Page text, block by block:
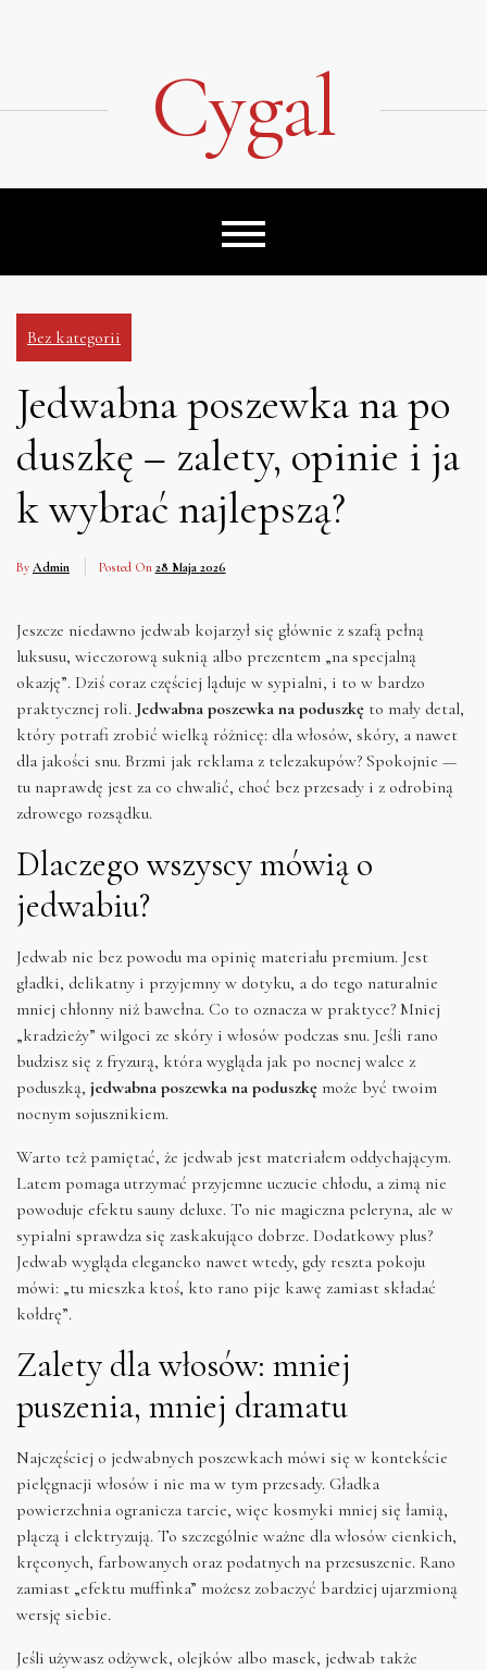
Cygal
Bez kategorii
Jedwabna poszewka na po
duszkę – zalety, opinie i ja
k wybrać najlepszą?
By Admin Posted On 28 Maja 2026
Jeszcze niedawno jedwab kojarzył się głównie z szafą pełną
luksusu, wieczorową suknią albo prezentem „na specjalną
okazję”. Dziś coraz częściej ląduje w sypialni, i to w bardzo
praktycznej roli. Jedwabna poszewka na poduszkę to mały detal,
który potrafi zrobić wielką różnicę: dla włosów, skóry, a nawet
dla jakości snu. Brzmi jak reklama z telezakupów? Spokojnie —
tu naprawdę jest za co chwalić, choć bez przesady i z odrobiną
zdrowego rozsądku.
Dlaczego wszyscy mówią o
jedwabiu?
Jedwab nie bez powodu ma opinię materiału premium. Jest
gładki, delikatny i przyjemny w dotyku, a do tego naturalnie
mniej chłonny niż bawełna. Co to oznacza w praktyce? Mniej
„kradzieży” wilgoci ze skóry i włosów podczas snu. Jeśli rano
budzisz się z fryzurą, która wygląda jak po nocnej walce z
poduszką, jedwabna poszewka na poduszkę może być twoim
nocnym sojusznikiem.
Warto też pamiętać, że jedwab jest materiałem oddychającym.
Latem pomaga utrzymać przyjemne uczucie chłodu, a zimą nie
powoduje efektu sauny deluxe. To nie magiczna peleryna, ale w
sypialni sprawdza się zaskakująco dobrze. Dodatkowy plus?
Jedwab wygląda elegancko nawet wtedy, gdy reszta pokoju
mówi: „tu mieszka ktoś, kto rano pije kawę zamiast składać
kołdrę”.
Zalety dla włosów: mniej
puszenia, mniej dramatu
Najczęściej o jedwabnych poszewkach mówi się w kontekście
pielęgnacji włosów i nie ma w tym przesady. Gładka
powierzchnia ogranicza tarcie, więc kosmyki mniej się łamią,
plączą i elektryzują. To szczególnie ważne dla włosów cienkich,
kręconych, farbowanych oraz podatnych na przesuszenie. Rano
zamiast „efektu muffinka” możesz zobaczyć bardziej ujarzmioną
wersję siebie.
Jeśli używasz odżywek, olejków albo masek, jedwab także